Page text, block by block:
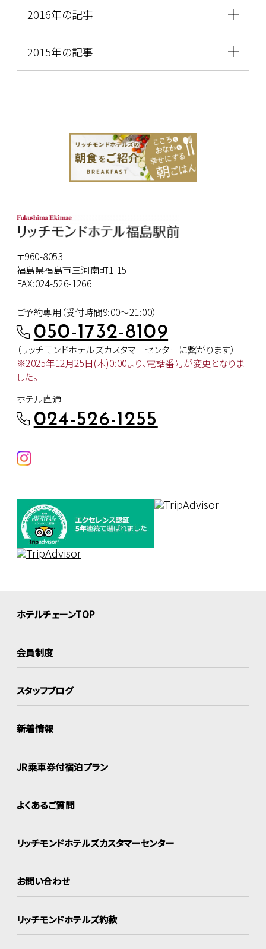
2016年の記事
2015年の記事
〒960-8053
福島県福島市三河南町1-15
FAX:024-526-1266
ご予約専用（受付時間9:00～21:00）
050-1732-8109
（リッチモンドホテルズカスタマーセンターに繋がります）
※2025年12月25日(木)0:00より、電話番号が変更となりま
した。
ホテル直通
024-526-1255
ホテルチェーンTOP
会員制度
スタッフブログ
新着情報
JR乗車券付宿泊プラン
よくあるご質問
リッチモンドホテルズカスタマーセンター
お問い合わせ
リッチモンドホテルズ約款